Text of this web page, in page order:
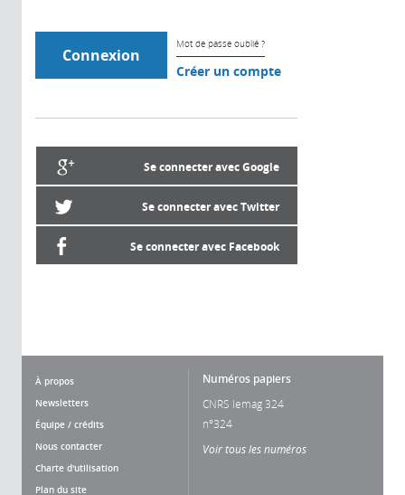
Mot de passe oublié ?
Créer un compte
Se connecter avec Google
Se connecter avec Twitter
Se connecter avec Facebook
À propos
Newsletters
Équipe / crédits
Nous contacter
Charte d'utilisation
Plan du site
Numéros papiers
CNRS lemag 324
n°324
Voir tous les numéros